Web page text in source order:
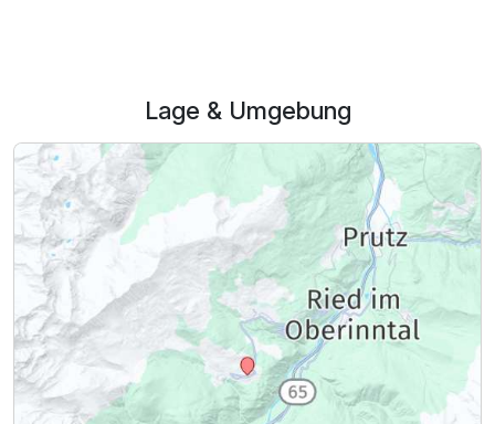
Ausstattung
Für 2 Tage p.P. ab114,00 €
Lage & Umgebung